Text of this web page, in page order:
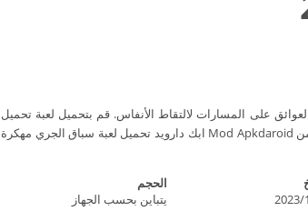
على المسارات لالتقاط الأنفاس. قم بتحميل لعبة تحميل
لعبة سباق الجري - لعبة باركور الآن مجاناً من Mod Apkdaroid ابك دارويد تحميل لعبة سباق الجري مهكرة
2023/
الحجم
يتباين بحسب الجهاز